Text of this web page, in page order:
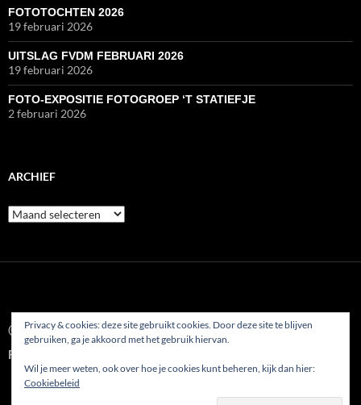
FOTOTOCHTEN 2026
19 februari 2026
UITSLAG FVDM FEBRUARI 2026
19 februari 2026
FOTO-EXPOSITIE FOTOGROEP ‘T STATIEFJE
2 februari 2026
ARCHIEF
Archief
© 2022
Fotoclub AFVP Etten-Leur
Privacy & cookies: deze site gebruikt cookies. Door deze site te blijven
gebruiken, ga je akkoord met het gebruik hiervan.
Wil je meer weten, ook over hoe je cookies kunt beheren, kijk dan hier:
Cookiebeleid